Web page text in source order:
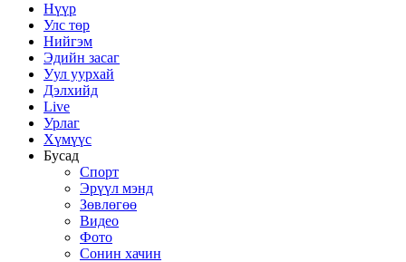
Нүүр
Улс төр
Нийгэм
Эдийн засаг
Уул уурхай
Дэлхийд
Live
Урлаг
Хүмүүс
Бусад
Спорт
Эрүүл мэнд
Зөвлөгөө
Видео
Фото
Сонин хачин